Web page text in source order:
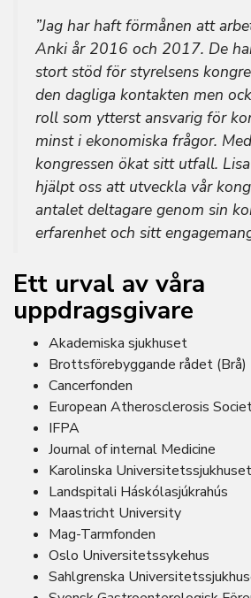
”Jag har haft förmånen att
Anki år 2016 och 2017. De
stort stöd för styrelsens
den dagliga kontakten men
roll som ytterst ansvarig för
minst i ekonomiska frågor.
kongressen ökat sitt utfall.
hjälpt oss att utveckla vår
antalet deltagare genom sin
erfarenhet och sitt
Ett urval av våra
uppdragsgivare
Akademiska sjukhuset
Brottsförebyggande rådet (Brå)
Cancerfonden
European Atherosclerosis
IFPA
Journal of internal Medicine
Karolinska Universitetssjukhuset
Landspitali Háskólasjúkrahús
Maastricht University
Mag-Tarmfonden
Oslo Universitetssykehus
Sahlgrenska